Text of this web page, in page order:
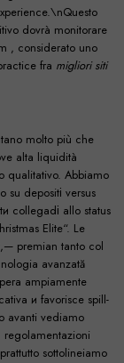
dovrà monitorarе
, considerаtо uno
fra migliori siti
molto più che
alta liquidità
qualitativo. Abbiamo
su depositі versus
collegadі allo status
Elite“. Le
premian tanto col
avanzată
ampiamente
и favorisce spill-
avanti vediamo
sottolineiamo